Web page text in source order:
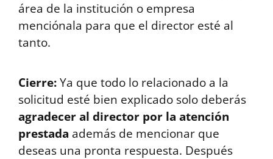
área de la institución o empresa
menciónala para que el director esté al
tanto.
Cierre:Ya que todo lo relacionado a la
solicitud esté bien explicado solo deberás
agradecer al director por la atención
prestada además de mencionar que
deseas una pronta respuesta. Después